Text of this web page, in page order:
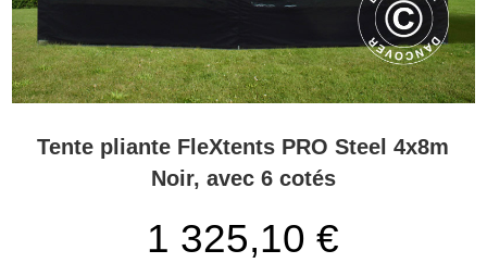
Tente pliante FleXtents PRO Steel 4x8m
Noir, avec 6 cotés
1 325,10 €